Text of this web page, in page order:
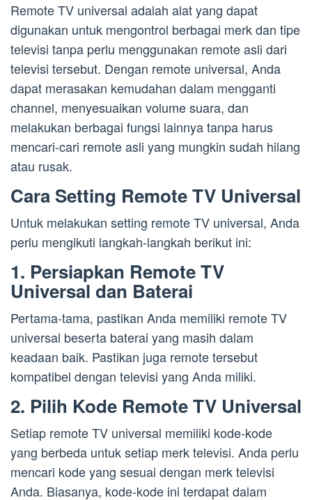
Remote TV universal adalah alat yang dapat
digunakan untuk mengontrol berbagai merk dan tipe
televisi tanpa perlu menggunakan remote asli dari
televisi tersebut. Dengan remote universal, Anda
dapat merasakan kemudahan dalam mengganti
channel, menyesuaikan volume suara, dan
melakukan berbagai fungsi lainnya tanpa harus
mencari-cari remote asli yang mungkin sudah hilang
atau rusak.
Cara Setting Remote TV Universal
Untuk melakukan setting remote TV universal, Anda
perlu mengikuti langkah-langkah berikut ini:
1. Persiapkan Remote TV
Universal dan Baterai
Pertama-tama, pastikan Anda memiliki remote TV
universal beserta baterai yang masih dalam
keadaan baik. Pastikan juga remote tersebut
kompatibel dengan televisi yang Anda miliki.
2. Pilih Kode Remote TV Universal
Setiap remote TV universal memiliki kode-kode
yang berbeda untuk setiap merk televisi. Anda perlu
mencari kode yang sesuai dengan merk televisi
Anda. Biasanya, kode-kode ini terdapat dalam